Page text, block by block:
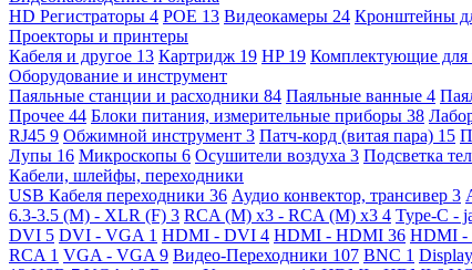
HD Регистраторы 4 POE 13 Видеокамеры 24 Кронштейны
Проекторы и принтеры
Кабеля и другое 13 Картридж 19 HP 19 Комплектующие для
Оборудование и инструмент
Паяльные станции и расходники 84 Паяльные ванные 4
Прочее 44 Блоки питания, измерительные приборы 38
RJ45 9 Обжимной инструмент 3 Патч-корд (витая пара) 15
Лупы 16 Микроскопы 6 Осушители воздуха 3 Подсветка
Кабели, шлейфы, переходники
USB Кабеля переходники 36 Аудио конвектор, трансивер 3
6.3-3.5 (M) - XLR (F) 3 RCA (M) x3 - RCA (M) x3 4 Type-C -
DVI 5 DVI - VGA 1 HDMI - DVI 4 HDMI - HDMI 36 HDMI -
RCA 1 VGA - VGA 9 Видео-Переходники 107 BNC 1